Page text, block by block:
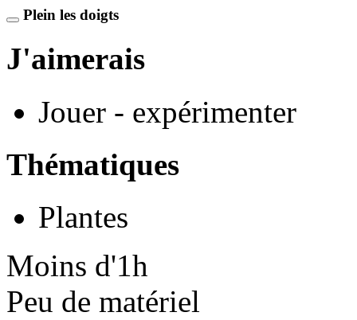
Plein les doigts
J'aimerais
Jouer - expérimenter
Thématiques
Plantes
Moins d'1h
Peu de matériel